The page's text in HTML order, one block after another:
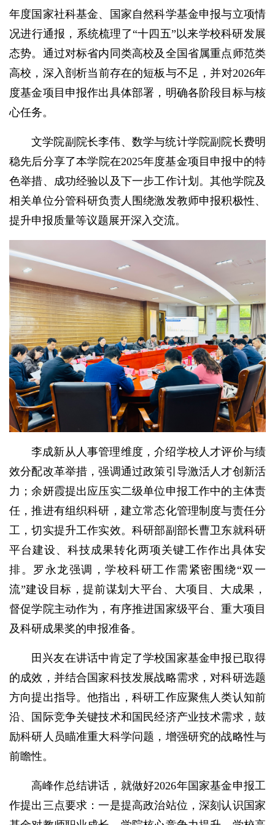
年度国家社科基金、国家自然科学基金申报与立项情
况进行通报，系统梳理了“十四五”以来学校科研发展
态势。通过对标省内同类高校及全国省属重点师范类
高校，深入剖析当前存在的短板与不足，并对2026年
度基金项目申报作出具体部署，明确各阶段目标与核
心任务。
文学院副院长李伟、数学与统计学院副院长费明
稳先后分享了本学院在2025年度基金项目申报中的特
色举措、成功经验以及下一步工作计划。其他学院及
相关单位分管科研负责人围绕激发教师申报积极性、
提升申报质量等议题展开深入交流。
李成新从人事管理维度，介绍学校人才评价与绩
效分配改革举措，强调通过政策引导激活人才创新活
力；余妍霞提出应压实二级单位申报工作中的主体责
任，推进有组织科研，建立常态化管理制度与责任分
工，切实提升工作实效。科研部副部长曹卫东就科研
平台建设、科技成果转化两项关键工作作出具体安
排。罗永龙强调，学校科研工作需紧密围绕“双一
流”建设目标，提前谋划大平台、大项目、大成果，
督促学院主动作为，有序推进国家级平台、重大项目
及科研成果奖的申报准备。
田兴友在讲话中肯定了学校国家基金申报已取得
的成效，并结合国家科技发展战略需求，对科研选题
方向提出指导。他指出，科研工作应聚焦人类认知前
沿、国际竞争关键技术和国民经济产业技术需求，鼓
励科研人员瞄准重大科学问题，增强研究的战略性与
前瞻性。
高峰作总结讲话，就做好2026年国家基金申报工
作提出三点要求：一是提高政治站位，深刻认识国家